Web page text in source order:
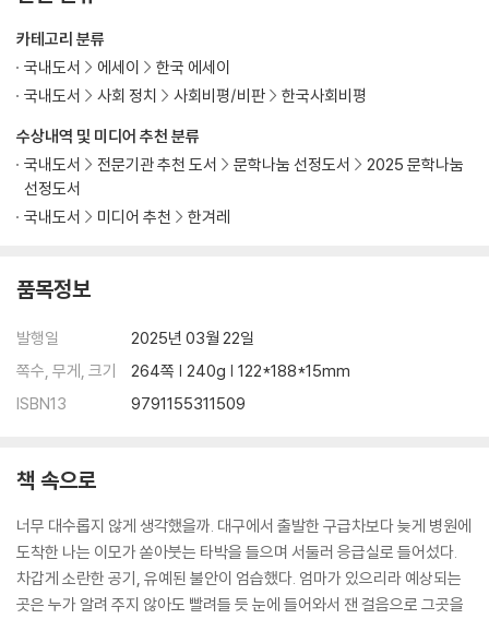
수상내역 및 미디어 추천 분류
국내도서
전문기관 추천 도서 문학나눔 선정도서
2025 문학나눔
선정도서
국내도서
미디어 추천 한겨레
카테고리 분류
국내도서
에세이
한국 에세이
국내도서
사회 정치 사회비평/비판 한국사회비평
품목정보
발행일
2025년 03월 22일
쪽수, 무게, 크기
264쪽 | 240g | 122*188*15mm
ISBN13
9791155311509
책 속으로
너무 대수롭지 않게 생각했을까. 대구에서 출발한 구급차보다 늦게 병원에
도착한 나는 이모가 쏟아붓는 타박을 들으며 서둘러 응급실로 들어섰다.
차갑게 소란한 공기, 유예된 불안이 엄습했다. 엄마가 있으리라 예상되는
곳은 누가 알려 주지 않아도 빨려들 듯 눈에 들어와서 잰 걸음으로 그곳을